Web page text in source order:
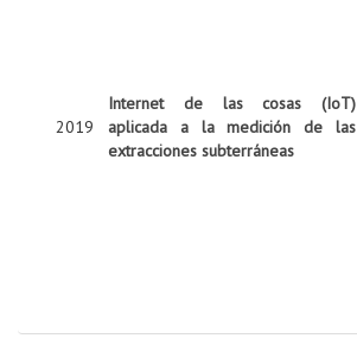
2019
Internet de las cosas (IoT)
aplicada a la medición de las
extracciones subterráneas